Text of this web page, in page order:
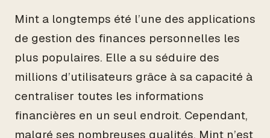
Mint a longtemps été l’une des applications
de gestion des finances personnelles les
plus populaires. Elle a su séduire des
millions d’utilisateurs grâce à sa capacité à
centraliser toutes les informations
financières en un seul endroit. Cependant,
malgré ses nombreuses qualités, Mint n’est